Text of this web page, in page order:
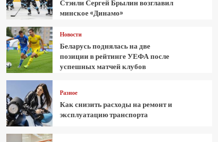
Стэнли Сергей Брылин возглавил
минское «Динамо»
Новости
Беларусь поднялась на две
позиции в рейтинге УЕФА после
успешных матчей клубов
Разное
Как снизить расходы на ремонт и
эксплуатацию транспорта